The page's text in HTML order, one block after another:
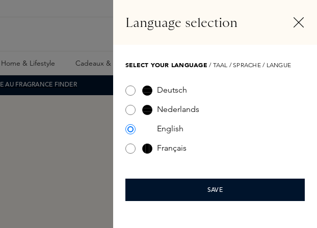
Home & Lifestyle Cadeaux & Giftcards Samples Skins Exclusives Skins
AU FRAGRANCE FINDER
Language selection
SELECT YOUR LANGUAGE / TAAL / SPRACHE / LANGUE
Deutsch
Nederlands
English
Français
SAVE